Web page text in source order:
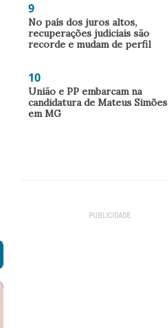
9
No país dos juros altos,
recuperações judiciais são
recorde e mudam de perfil
10
União e PP embarcam na
candidatura de Mateus Simões
em MG